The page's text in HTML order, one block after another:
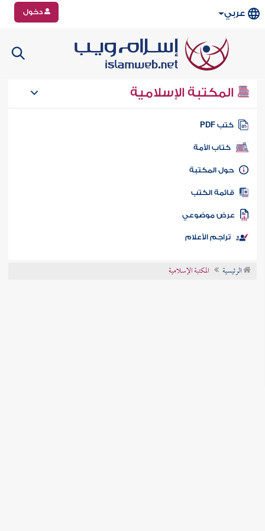
عربي دخول
المكتبة الإسلامية
كتب PDF
كتاب الأمة
المكتبة
الكتب
موضوعي
تراجم الأعلام
الرئيسية المكتبة الإسلامية